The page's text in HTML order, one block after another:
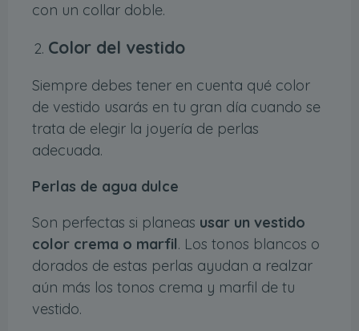
con un collar doble.
Color del vestido
Siempre debes tener en cuenta qué color
de vestido usarás en tu gran día cuando se
trata de elegir la joyería de perlas
adecuada.
Perlas de agua dulce
Son perfectas si planeas usar un vestido
color crema o marfil. Los tonos blancos o
dorados de estas perlas ayudan a realzar
aún más los tonos crema y marfil de tu
vestido.